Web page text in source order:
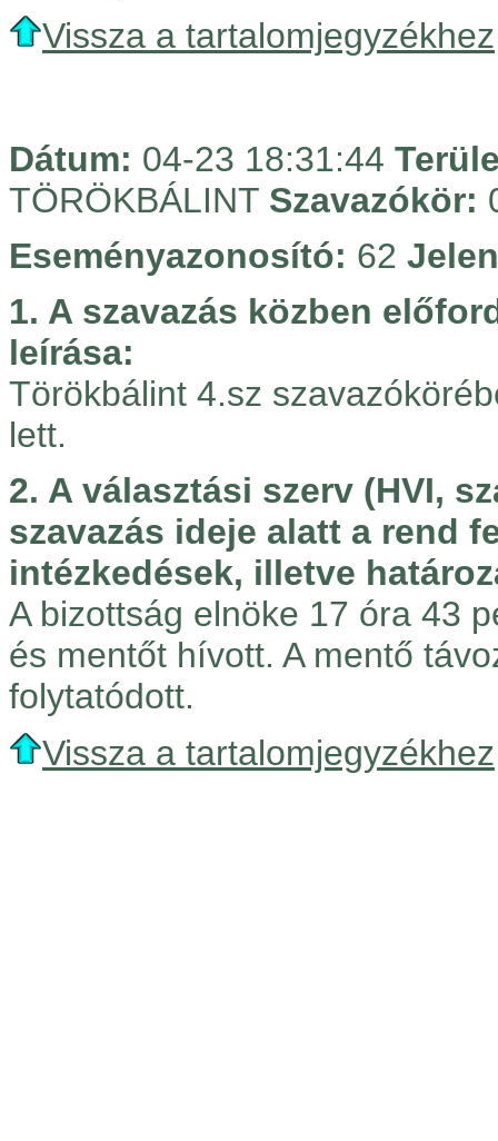
Vissza a tartalomjegyzékhez
Dátum: 04-23 18:31:44
TÖRÖKBÁLINT Szavazókör:
Eseményazonosító: 62
1. A szavazás közben
leírása:
Törökbálint 4.sz
lett.
2. A választási szerv (HVI,
szavazás ideje alatt a rend
intézkedések, illetve
A bizottság elnöke 17 óra 43
és mentőt hívott. A mentő
folytatódott.
Vissza a tartalomjegyzékhez